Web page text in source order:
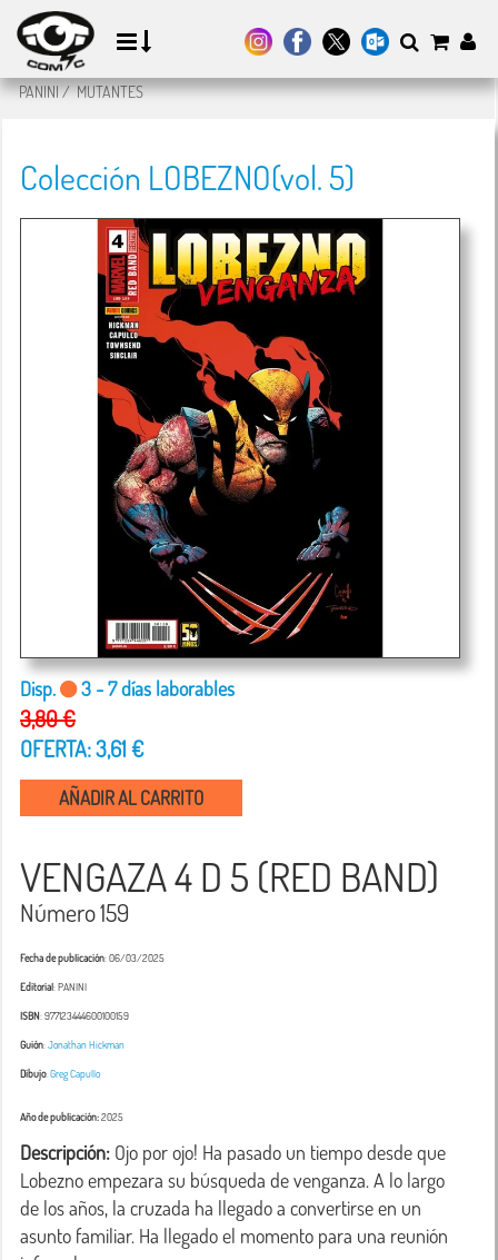
PANINI/MUTANTES
Colección LOBEZNO(vol. 5)
Disp. 3 - 7 días laborables
3,80 €
OFERTA: 3,61 €
AÑADIR AL CARRITO
VENGAZA 4 D 5 (RED BAND)
Número 159
Fecha de publicación: 06/03/2025
Editorial: PANINI
ISBN: 977123444600100159
Guión:Jonathan Hickman
Dibujo:Greg Capullo
Año de publicación:2025
Descripción: Ojo por ojo! Ha pasado un tiempo desde que
Lobezno empezara su búsqueda de venganza. A lo largo
de los años, la cruzada ha llegado a convertirse en un
asunto familiar. Ha llegado el momento para una reunión